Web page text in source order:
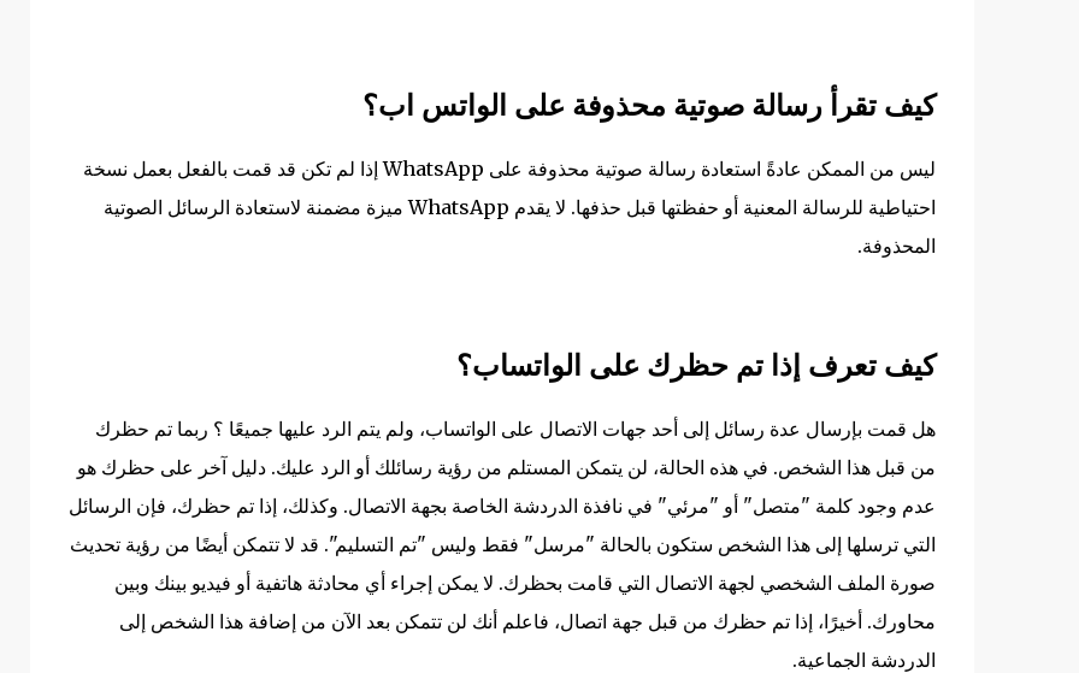
كيف تقرأ رسالة صوتية محذوفة على الواتس اب؟
ليس من الممكن عادةً استعادة رسالة صوتية محذوفة على WhatsApp إذا لم تكن قد قمت بالفعل بعمل نسخة
احتياطية للرسالة المعنية أو حفظتها قبل حذفها. لا يقدم WhatsApp ميزة مضمنة لاستعادة الرسائل الصوتية
المحذوفة.
كيف تعرف إذا تم حظرك على الواتساب؟
هل قمت بإرسال عدة رسائل إلى أحد جهات الاتصال على الواتساب، ولم يتم الرد عليها جميعًا ؟ ربما تم حظرك
من قبل هذا الشخص. في هذه الحالة، لن يتمكن المستلم من رؤية رسائلك أو الرد عليك. دليل آخر على حظرك هو
عدم وجود كلمة "متصل" أو "مرئي" في نافذة الدردشة الخاصة بجهة الاتصال. وكذلك، إذا تم حظرك، فإن الرسائل
التي ترسلها إلى هذا الشخص ستكون بالحالة "مرسل" فقط وليس "تم التسليم". قد لا تتمكن أيضًا من رؤية تحديث
صورة الملف الشخصي لجهة الاتصال التي قامت بحظرك. لا يمكن إجراء أي محادثة هاتفية أو فيديو بينك وبين
محاورك. أخيرًا، إذا تم حظرك من قبل جهة اتصال، فاعلم أنك لن تتمكن بعد الآن من إضافة هذا الشخص إلى
الدردشة الجماعية.